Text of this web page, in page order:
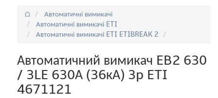
⌂
Автоматичні вимикачі
Автоматичні вимикачі ETI
Автоматичні вимикачі ETI ETIBREAK 2
Автоматичний вимикач EB2 630
/ 3LE 630А (36кА) 3p ETI
4671121